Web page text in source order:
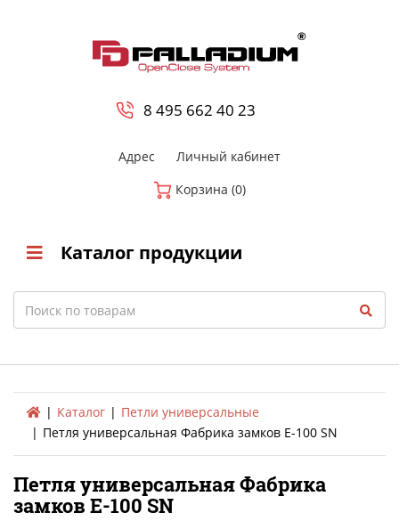
8 495 662 40 23
Адрес
Личный кабинет
Корзина (0)
Каталог продукции
Search
Каталог
Петли универсальные
Петля универсальная Фабрика замков E-100 SN
Петля универсальная Фабрика
замков E-100 SN